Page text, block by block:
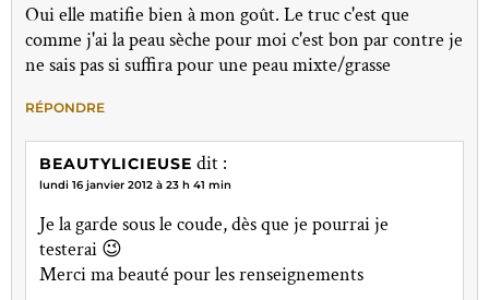
Oui elle matifie bien à mon goût. Le truc c'est que
comme j'ai la peau sèche pour moi c'est bon par contre je
ne sais pas si suffira pour une peau mixte/grasse
RÉPONDRE
BEAUTYLICIEUSE dit :
lundi 16 janvier 2012 à 23 h 41 min
Je la garde sous le coude, dès que je pourrai je
testerai 😉
Merci ma beauté pour les renseignements